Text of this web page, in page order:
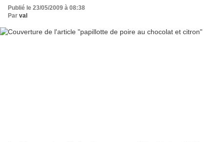
Publié le 23/05/2009 à 08:38
Par val